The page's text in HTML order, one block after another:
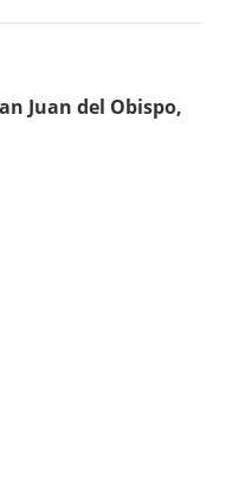
Juan del Obispo,